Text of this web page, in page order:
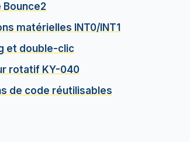
Bounce2
matérielles INT0/INT1
et double-clic
rotatif KY-040
de code réutilisables